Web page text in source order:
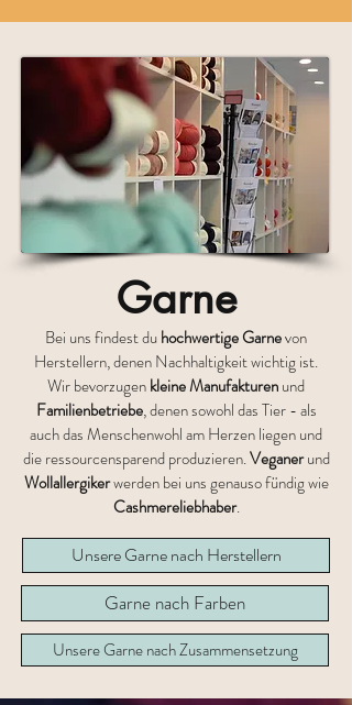
Garne
Bei uns findest duhochwertige Garnevon
Herstellern, denen Nachhaltigkeit wichtig ist.
Wir bevorzugenkleine Manufakturenund
Familienbetriebe, denen sowohl das Tier - als
auch das Menschenwohl am Herzen liegen und
die ressourcensparend produzieren.Veganerund
Wollallergikerwerden bei uns genauso fündig wie
Cashmereliebhaber.
Unsere Garne nach Herstellern
Garne nach Farben
Unsere Garne nach Zusammensetzung